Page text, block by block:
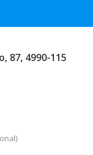
87, 4990-115